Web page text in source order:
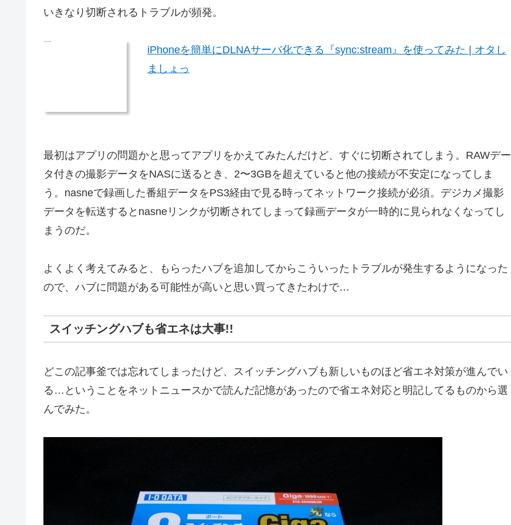
いきなり切断されるトラブルが頻発。
iPhoneを簡単にDLNAサーバ化できる『sync:stream』を使ってみた | オタし
ましょっ
最初はアプリの問題かと思ってアプリをかえてみたんだけど、すぐに切断されてしまう。RAWデー
タ付きの撮影データをNASに送るとき、2〜3GBを超えていると他の接続が不安定になってしま
う。nasneで録画した番組データをPS3経由で見る時ってネットワーク接続が必須。デジカメ撮影
データを転送するとnasneリンクが切断されてしまって録画データが一時的に見られなくなってし
まうのだ。
よくよく考えてみると、もらったハブを追加してからこういったトラブルが発生するようになった
ので、ハブに問題がある可能性が高いと思い買ってきたわけで…
スイッチングハブも省エネは大事!!
どこの記事釜では忘れてしまったけど、スイッチングハブも新しいものほど省エネ対策が進んでい
る…ということをネットニュースかで読んだ記憶があったので省エネ対応と明記してるものから選
んでみた。